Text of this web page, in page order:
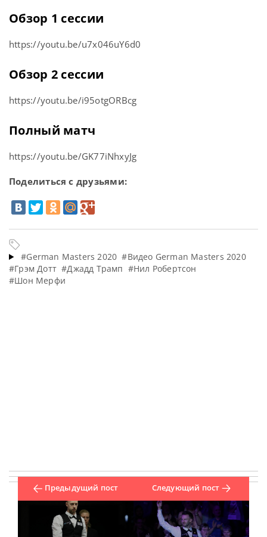
Обзор 1 сессии
https://youtu.be/u7x046uY6d0
Обзор 2 сессии
https://youtu.be/i95otgORBcg
Полный матч
https://youtu.be/GK77iNhxyJg
Поделиться с друзьями:
#German Masters 2020 #Видео German Masters 2020
#Грэм Дотт #Джадд Трамп #Нил Робертсон
#Шон Мерфи
Предыдущий пост Следующий пост